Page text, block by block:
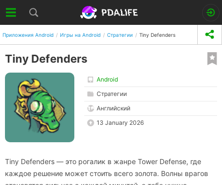
Приложения Android Игры на Android Стратегии Tiny Defenders
Tiny Defenders
Android
Стратегии
Английский
13 January 2026
Tiny Defenders — это рогалик в жанре Tower Defense, где
каждое решение может стоить всего золота. Волны врагов